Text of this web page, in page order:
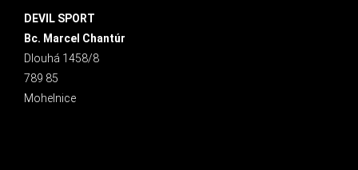
DEVIL SPORT
Bc. Marcel Chantúr
Dlouhá 1458/8
789 85
Mohelnice